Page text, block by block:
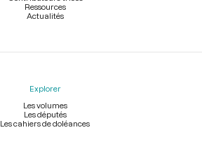
Ressources
Actualités
Explorer
Les volumes
Les députés
Les cahiers de doléances